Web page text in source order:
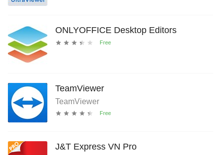
ONLYOFFICE Desktop Editors
TeamViewer
TeamViewer
J&T Express VN Pro